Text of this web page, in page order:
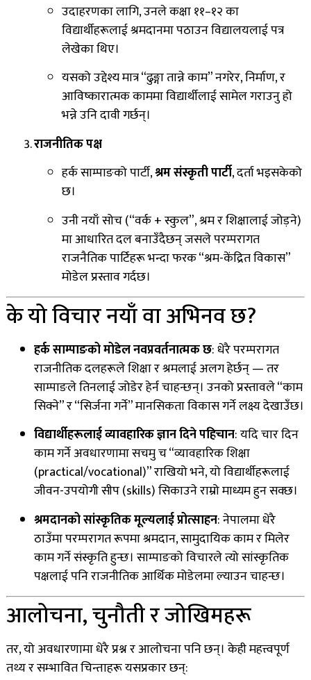
उदाहरणका लागि, उनले कक्षा ११–१२ का
विद्यार्थीहरूलाई श्रमदानमा पठाउन विद्यालयलाई पत्र
लेखेका थिए।
यसको उद्देश्य मात्र “ढुङ्गा तान्ने काम” नगरेर, निर्माण, र
आविष्कारात्मक काममा विद्यार्थीलाई सामेल गराउनु हो
भन्ने उनि दावी गर्छन्।
राजनीतिक पक्ष
हर्क साम्पाङको पार्टी,श्रम संस्कृती पार्टी, दर्ता भइसकेको
छ।
उनी नयाँ सोच (“वर्क + स्कुल”, श्रम र शिक्षालाई जोड़ने)
मा आधारित दल बनाउँदैछन् जसले परम्परागत
राजनैतिक पार्टिहरू भन्दा फरक “श्रम-केंद्रित विकास”
मोडेल प्रस्ताव गर्दछ।
के यो विचार नयाँ वा अभिनव छ?
हर्क साम्पाङको मोडेल नवप्रवर्तनात्मक छ: धेरै परम्परागत
राजनीतिक दलहरूले शिक्षा र श्रमलाई अलग हेर्छन् — तर
साम्पाङले तिनलाई जोडेर हेर्न चाहन्छन्। उनको प्रस्तावले “काम
सिक्ने” र “सिर्जना गर्ने” मानसिकता विकास गर्ने लक्ष्य देखाउँछ।
विद्यार्थीहरूलाई व्यावहारिक ज्ञान दिने पहिचान: यदि चार दिन
काम गर्ने अवधारणामा सचमु च “व्यावहारिक शिक्षा
(practical/vocational)” राखियो भने, यो विद्यार्थीहरूलाई
जीवन-उपयोगी सीप (skills) सिकाउने राम्रो माध्यम हुन सक्छ।
श्रमदानको सांस्कृतिक मूल्यलाई प्रोत्साहन: नेपालमा धेरै
ठाउँमा परम्परागत रूपमा श्रमदान, सामुदायिक काम र मिलेर
काम गर्ने संस्कृति हुन्छ। साम्पाङको विचारले त्यो सांस्कृतिक
पक्षलाई पनि राजनीतिक आर्थिक मोडेलमा ल्याउन चाहन्छ।
आलोचना, चुनौती र जोखिमहरू
तर, यो अवधारणामा धेरै प्रश्न र आलोचना पनि छन्। केही महत्त्वपूर्ण
तथ्य र सम्भावित चिन्ताहरू यसप्रकार छन्: